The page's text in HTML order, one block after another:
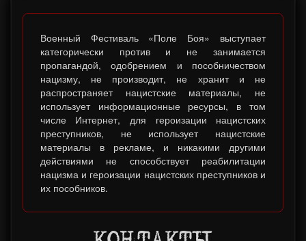
Военный Фестиваль «Поле Боя» выступает
категорически против и не занимается
пропагандой, одобрением и пособничеством
нацизму, не производит, не хранит и не
распространяет нацистские материалы, не
использует информационные ресурсы, в том
числе Интернет, для героизации нацистских
преступников, не использует нацистские
материалы в рекламе, и никакими другими
действиями не способствует реабилитации
нацизма и героизации нацистских преступников и
их пособников.